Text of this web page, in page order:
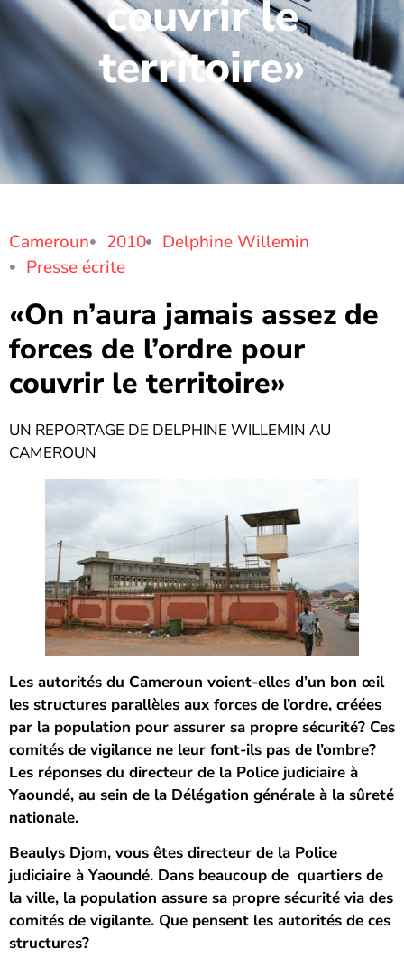
couvrir le
territoire»
Cameroun 2010
Delphine Willemin
Presse écrite
«On n’aura jamais assez de
forces de l’ordre pour
couvrir le territoire»
UN REPORTAGE DE DELPHINE WILLEMIN AU
CAMEROUN
Les autorités du Cameroun voient-elles d’un bon œil
les structures parallèles aux forces de l’ordre, créées
par la population pour assurer sa propre sécurité? Ces
comités de vigilance ne leur font-ils pas de l’ombre?
Les réponses du directeur de la Police judiciaire à
Yaoundé, au sein de la Délégation générale à la sûreté
nationale.
Beaulys Djom, vous êtes directeur de la Police
judiciaire à Yaoundé. Dans beaucoup de quartiers de
la ville, la population assure sa propre sécurité via des
comités de vigilante. Que pensent les autorités de ces
structures?